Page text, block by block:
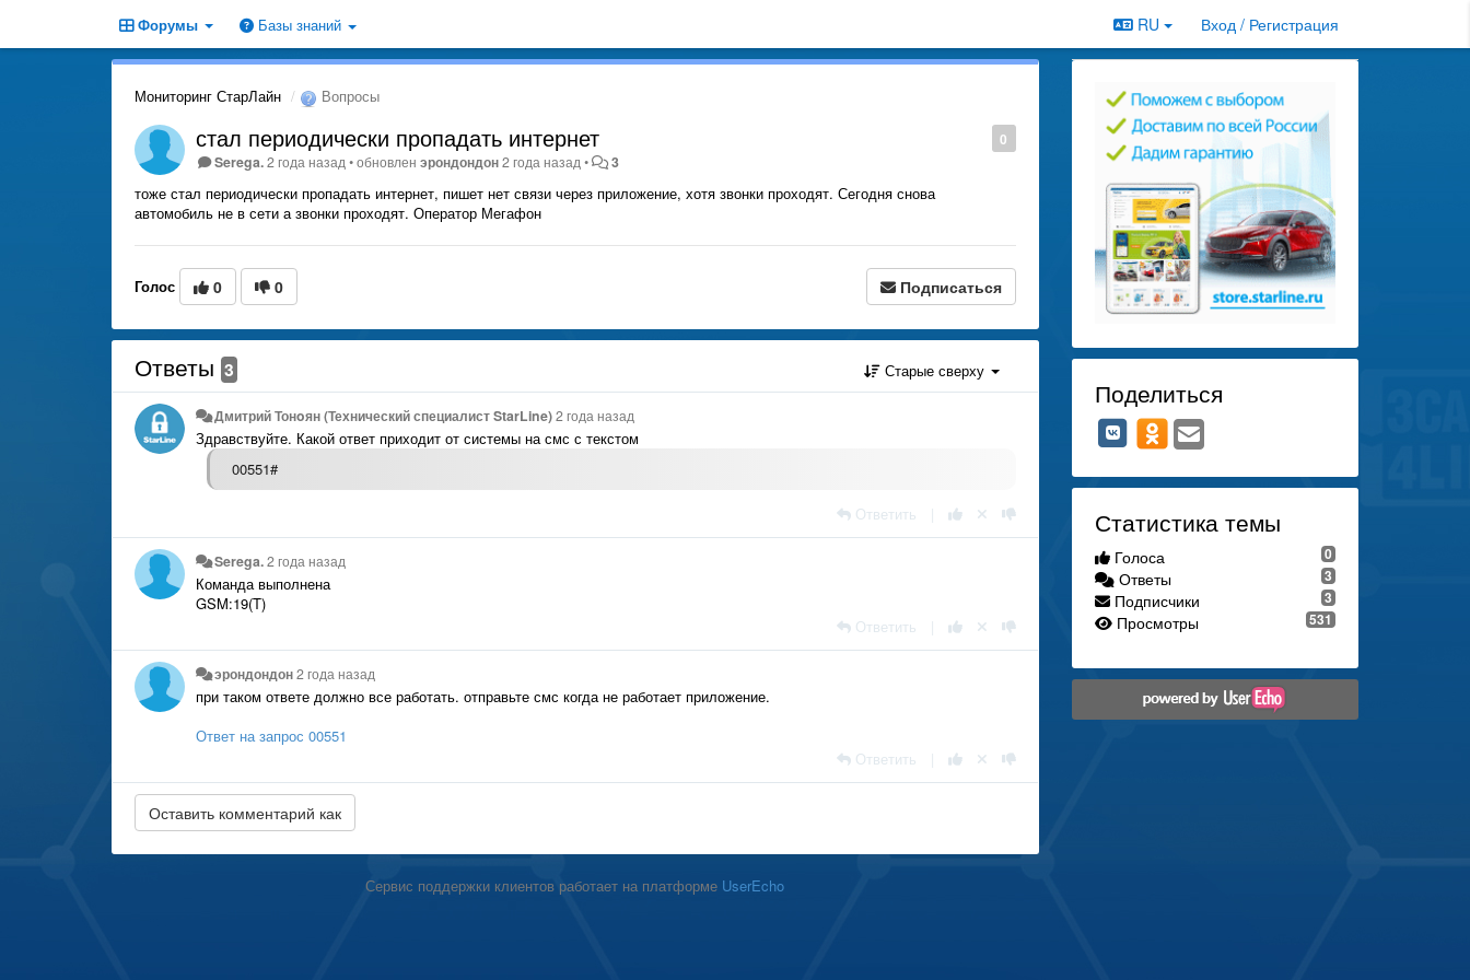
Форумы Базы знаний RU Вход / Регистрация
Мониторинг СтарЛайн Вопросы
0
стал периодически пропадать интернет
Serega.2 года назад •обновленэрондондон2 года назад • 3
тоже стал периодически пропадать интернет, пишет нет связи через приложение, хотя звонки проходят. Сегодня снова
автомобиль не в сети а звонки проходят. Оператор Мегафон
Голос 0 0 Подписаться
Ответы 3 Старые сверху
Дмитрий Тонoян (Технический специалист StarLine)2 года назад
Здравствуйте. Какой ответ приходит от системы на смс с текстом
00551#
Ответить
Serega.2 года назад
Команда выполнена
GSM:19(T)
Ответить
эрондондон2 года назад
при таком ответе должно все работать. отправьте смс когда не работает приложение.
Ответ на запрос 00551
Ответить
Сервис поддержки клиентов работает на платформе UserEcho
Поделиться
Статистика темы
0
Голоса
3
Ответы
3
Подписчики
531
Просмотры